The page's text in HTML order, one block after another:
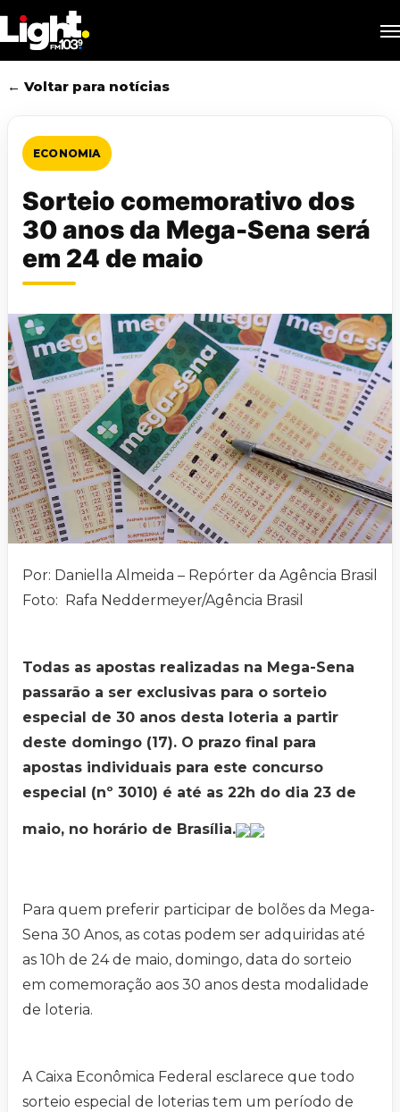
to
main
content
← Voltar para notícias
ECONOMIA
Sorteio comemorativo dos
30 anos da Mega-Sena será
em 24 de maio
Por: Daniella Almeida – Repórter da Agência Brasil
Foto: Rafa Neddermeyer/Agência Brasil
Todas as apostas realizadas na Mega-Sena
passarão a ser exclusivas para o sorteio
especial de 30 anos desta loteria a partir
deste domingo (17). O prazo final para
apostas individuais para este concurso
especial (nº 3010) é até as 22h do dia 23 de
maio, no horário de Brasília.
Para quem preferir participar de bolões da Mega-
Sena 30 Anos, as cotas podem ser adquiridas até
as 10h de 24 de maio, domingo, data do sorteio
em comemoração aos 30 anos desta modalidade
de loteria.
A Caixa Econômica Federal esclarece que todo
sorteio especial de loterias tem um período de